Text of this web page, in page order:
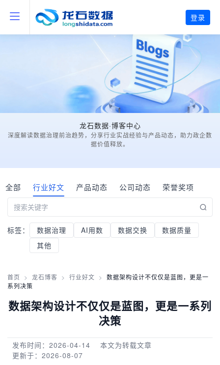
龙石数据·博客中心
深度解读数据治理前治趋势，分享行业实战经验与产品动态，助力政企数
据价值释放。
全部 行业好文 产品动态 公司动态 荣誉奖项
标签： 数据治理 AI用数 数据交换
数据质量
其他
首页 > 龙石博客 > 行业好文 >
数据架构设计不仅仅是蓝图，更是一
系列决策
数据架构设计不仅仅是蓝图，更是一系列
决策
发布时间：2026-04-14
本文为转载文章
更新于：2026-08-07
登录